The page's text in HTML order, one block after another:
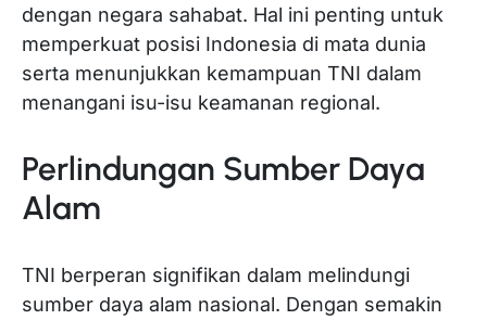
dengan negara sahabat. Hal ini penting untuk
memperkuat posisi Indonesia di mata dunia
serta menunjukkan kemampuan TNI dalam
menangani isu-isu keamanan regional.
Perlindungan Sumber Daya
Alam
TNI berperan signifikan dalam melindungi
sumber daya alam nasional. Dengan semakin